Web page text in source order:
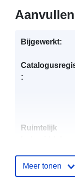
Bijgewerkt:
:
Ruimtelijk
Identificatoren:
Meer tonen